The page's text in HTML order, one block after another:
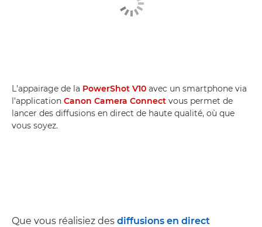
L'appairage de la PowerShot V10 avec un smartphone via
l'application Canon Camera Connect vous permet de
lancer des diffusions en direct de haute qualité, où que
vous soyez.
Que vous réalisiez des diffusions en direct